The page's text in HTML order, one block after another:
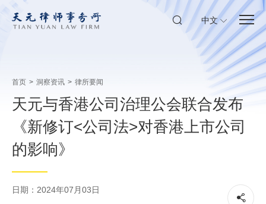
中文
首页 > 洞察资讯 > 律所要闻
天元与香港公司治理公会联合发布
《新修订<公司法>对香港上市公司
的影响》
日期：2024年07月03日